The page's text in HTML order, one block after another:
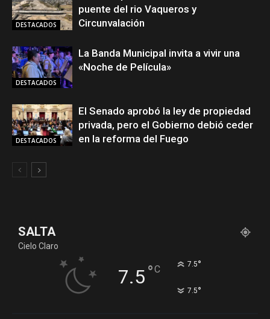
DESTACADOS
puente del rio Vaqueros y
Circunvalación
DESTACADOS
La Banda Municipal invita a vivir una
«Noche de Película»
DESTACADOS
El Senado aprobó la ley de propiedad
privada, pero el Gobierno debió ceder
en la reforma del Fuego
SALTA
Cielo Claro
7.5°C 7.5°
7.5°